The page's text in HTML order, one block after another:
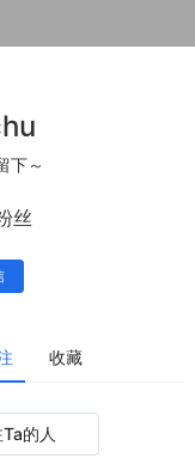
下～
丝
收藏
的人